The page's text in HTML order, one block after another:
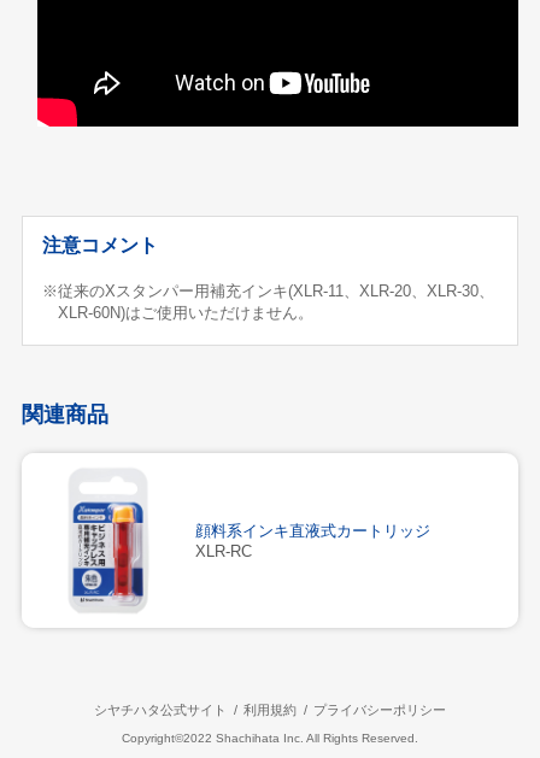
注意コメント
※従来のXスタンパー用補充インキ(XLR-11、XLR-20、XLR-30、
XLR-60N)はご使用いただけません。
関連商品
顔料系インキ直液式カートリッジ
XLR-RC
シヤチハタ公式サイト 利用規約 プライバシーポリシー
Copyright©2022 Shachihata Inc. All Rights Reserved.